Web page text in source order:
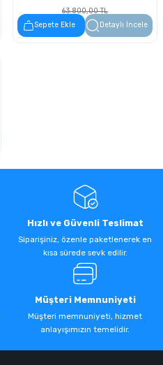
63.800,00 TL
31.900,00 TL
Sepete Ekle Detaylı İncele
Hızlı ve Güvenli Teslimat
Siparişiniz, özenle paketlenerek en
kısa sürede sevk edilir.
Müşteri Memnuniyeti
Müşteri memnuniyeti, hizmet
anlayışımızın temelidir.